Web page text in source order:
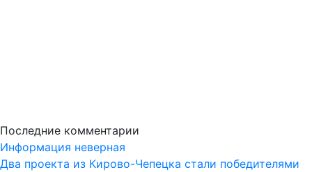
Последние комментарии
Информация неверная
Два проекта из Кирово-Чепецка стали победителями